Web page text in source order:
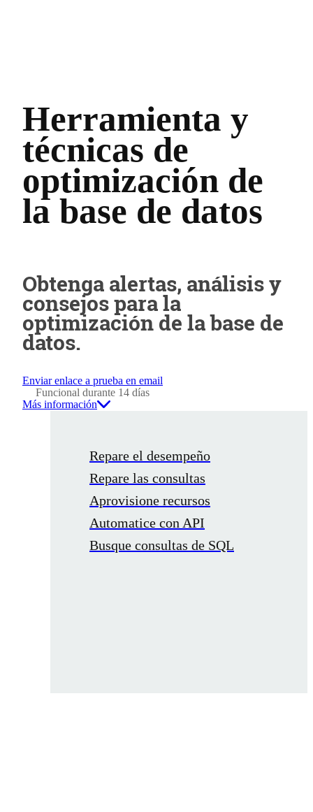
Herramienta y
técnicas de
optimización de
la base de datos
Obtenga alertas, análisis y
consejos para la
optimización de la base de
datos.
Enviar enlace a prueba en email
Funcional durante 14 días
Más información
Repare el desempeño
Repare las consultas
Aprovisione recursos
Automatice con API
Busque consultas de SQL